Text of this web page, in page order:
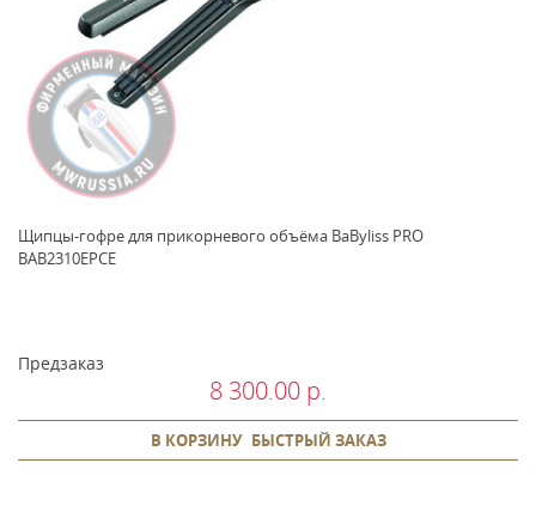
Щипцы-гофре для прикорневого объёма BaByliss PRO
BAB2310EPCE
Предзаказ
8 300.00 р.
В КОРЗИНУ БЫСТРЫЙ ЗАКАЗ